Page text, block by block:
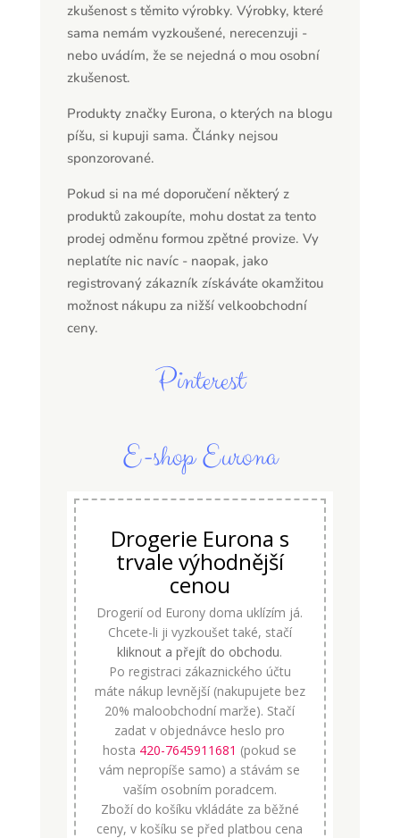
zkušenost s těmito výrobky. Výrobky, které
sama nemám vyzkoušené, nerecenzuji -
nebo uvádím, že se nejedná o mou osobní
zkušenost.
Produkty značky Eurona, o kterých na blogu
píšu, si kupuji sama. Články nejsou
sponzorované.
Pokud si na mé doporučení některý z
produktů zakoupíte, mohu dostat za tento
prodej odměnu formou zpětné provize. Vy
neplatíte nic navíc - naopak, jako
registrovaný zákazník získáváte okamžitou
možnost nákupu za nižší velkoobchodní
ceny.
Pinterest
E-shop Eurona
Drogerie Eurona s
trvale výhodnější
cenou
Drogerií od Eurony doma uklízím já.
Chcete-li ji vyzkoušet také, stačí
kliknout a přejít do obchodu.
Po registraci zákaznického účtu
máte nákup levnější (nakupujete bez
20% maloobchodní marže). Stačí
zadat v objednávce heslo pro
hosta 420-7645911681 (pokud se
vám nepropíše samo) a stávám se
vaším osobním poradcem.
Zboží do košíku vkládáte za běžné
ceny, v košíku se před platbou cena